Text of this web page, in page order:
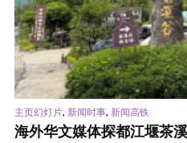
主页幻灯片, 新闻时事, 新闻高铁
海外华文媒体探都江堰茶